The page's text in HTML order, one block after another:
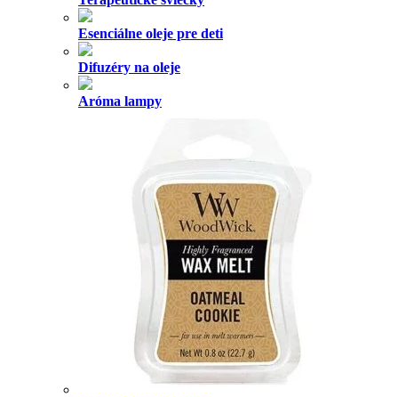
Esenciálne oleje proti hmyzu
Darčekové sady
Vône do auta
Vône do ventilátora
Vonné karty do auta
Vône do auta elektrické
Závesné vône do auta
Náhradné náplne do autovôní
Vonné spreje do auta
EKO vychytávky